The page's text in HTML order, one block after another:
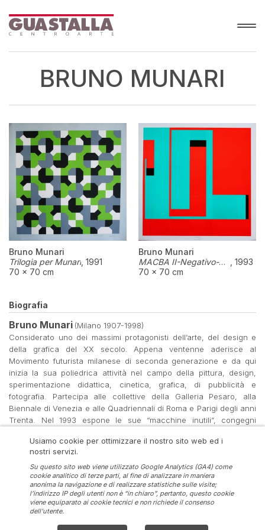
BRUNO MUNARI
Bruno Munari
Trilogia per Munari 1991
70 × 70 cm
Bruno Munari
MACBA II-Negativo-positivo
1993
70 × 70 cm
Biografia
Bruno Munari (Milano 1907-1998)
Considerato uno dei massimi protagonisti dell’arte, del design e
della grafica del XX secolo. Appena ventenne aderisce al
Movimento futurista milanese di seconda generazione e da qui
inizia la sua poliedrica attività nel campo della pittura, design,
sperimentazione didattica, cinetica, grafica, di pubblicità e
fotografia. Partecipa alle collettive della Galleria Pesaro, alla
Biennale di Venezia e alle Quadriennali di Roma e Parigi degli anni
Trenta. Nel 1993 espone le sue “macchine inutili”, congegni
1936 si dedica alla pittura astratta. Fonda nel 1948, insieme a
Monnet, Dorfles e Soldati, il MAC (Movimento per l’arte concreta).
Nel corso degli anni Cinquanta dà vita alle sculture concavo-
convesse (1949-1965), ai dipinti positivo-negativi, e modelli
sperimentali tridimensionali (Composizione al quadrato, Sculture
da viaggio e Strutture continue), fino alla sperimentazione visiva
ottenuta con la luce polarizzata. Negli anni seguenti si dedica alle
ricerche critiche e a sperimenti di xerografia.
Usiamo cookie per ottimizzare il nostro sito web ed i
nostri servizi.
Su questo sito web viene utilizzato Google Analytics (GA4) come
cookie analitico di terze parti, al fine di analizzare in maniera
anonima la navigazione e di realizzare statistiche sulle visite;
l’indirizzo IP degli utenti non è “in chiaro”, pertanto, questo cookie
viene equiparato ai cookie tecnici e non richiede il consenso
dell’utente.